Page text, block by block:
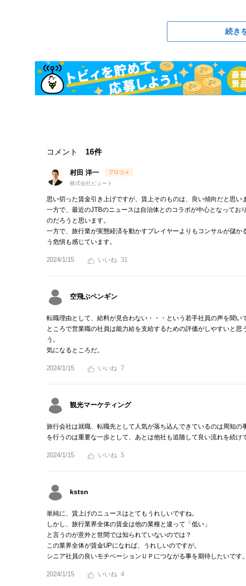
続き
コメント 16件
村田 洋一
株式会社ビュート
思い切った賃金引き上げですが、賃上そのものは、良い傾向だと思い
一方で、最近のJTBのニュースは自治体とのコラボが中心となって
のだろうと思います。
一方で、旅行業が実態経済を動かすプレイヤーよりもコンサルが儲
う危惧も感じています。
2024/1/15 31
空飛ぶペンギン
転職理由として、給料が見合わない・・・という若手社員の声を聞い
ところで営業職の社員は能力給を支給するための評価がしやすいと
う。
気になるところだ。
2024/1/15 7
観光マーケティング
旅行会社は就職、転職先として人気が落ち込んできているのは周知
を行うのは重要な一歩として、あとは他社も追随して良い流れを続け
2024/1/15 5
kstsn
単純に、賃上げのニュースはとてもうれしいですね。
しかし、旅行業界全体の賃金は他の業種と違って「低い」
と言うのが意外と世間では知られていないのでは？
この業界全体が賃金UPになれば、うれしいのですが。
シニア社員の良いモチベーションＵＰにつながる事を期待したいです。
2024/1/15 4